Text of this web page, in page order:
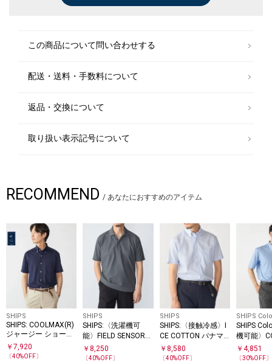
パンツ
￥14,520
￥58,300
パンツ
￥14,520
￥58,300
この商品について問い合わせする
配送・送料・手数料について
返品・交換について
取り扱い表示記号について
RECOMMEND / あなたにおすすめのアイテム
SHIPS
SHIPS: COOLMAX(R)
ジャージー ショート
スリーブ シャツ
￥ 7,920
〔40%OFF〕
SHIPS
SHIPS:〈洗濯機可
能〉FIELD SENSOR
(R) ショート スリー
ブ ポロシャツ(セット
￥8,250
〔40%OFF〕
SHIPS
SHIPS:〈接触冷感〉I
CE COTTON パナマ
ストライプ ボタンダ
ウン 半袖 シャツ
￥ 8,580
〔40%OFF〕
SHIPS
SHIPS
機可能〉
(R) カノ
ウン ショ
￥4,851
〔30%OFF〕